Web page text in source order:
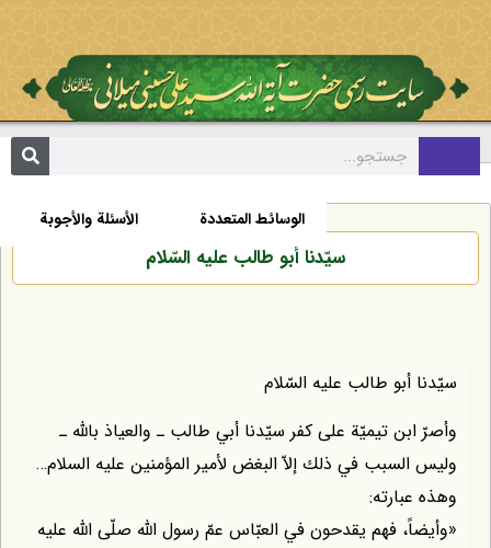
الأسئلة والأجوبة الوسائط المتعددة
سيّدنا أبو طالب عليه السّلام
سيّدنا أبو طالب عليه السّلام
وأصرّ ابن تيميّة على كفر سيّدنا أبي طالب ـ والعياذ بالله ـ
وليس السبب في ذلك إلاّ البغض لأمير المؤمنين عليه السلام…
وهذه عبارته:
«وأيضاً، فهم يقدحون في العبّاس عمّ رسول الله صلّى الله عليه